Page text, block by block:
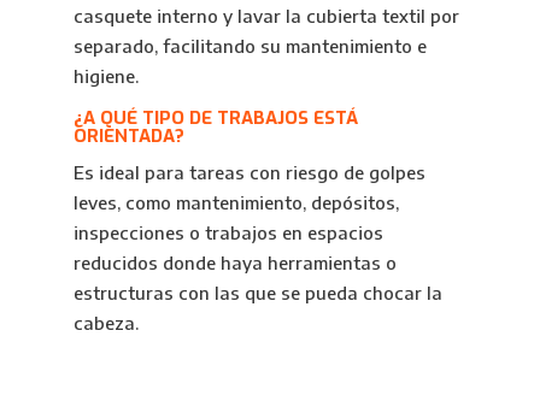
casquete interno y lavar la cubierta textil por
separado, facilitando su mantenimiento e
higiene.
¿A QUÉ TIPO DE TRABAJOS ESTÁ
ORIENTADA?
Es ideal para tareas con riesgo de golpes
leves, como mantenimiento, depósitos,
inspecciones o trabajos en espacios
reducidos donde haya herramientas o
estructuras con las que se pueda chocar la
cabeza.